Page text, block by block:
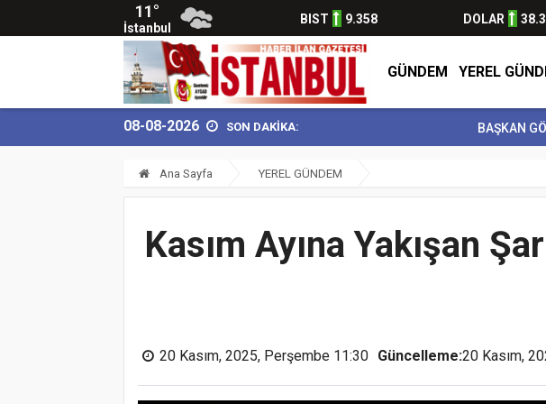
11°
İstanbul
BIST 9.358 DOLAR
GÜNDEM YEREL
08-08-2026 SON DAKİKA: BAŞKAN GÖKHAN
Ana Sayfa YEREL GÜNDEM
Kasım Ayına Yakışan
20 Kasım, 2025, Perşembe 11:30 Güncelleme:20 Kasım,